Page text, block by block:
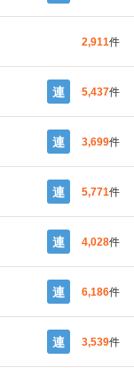
2,911件
連 5,437件
連 3,699件
連 5,771件
連 4,028件
連 6,186件
連 3,539件